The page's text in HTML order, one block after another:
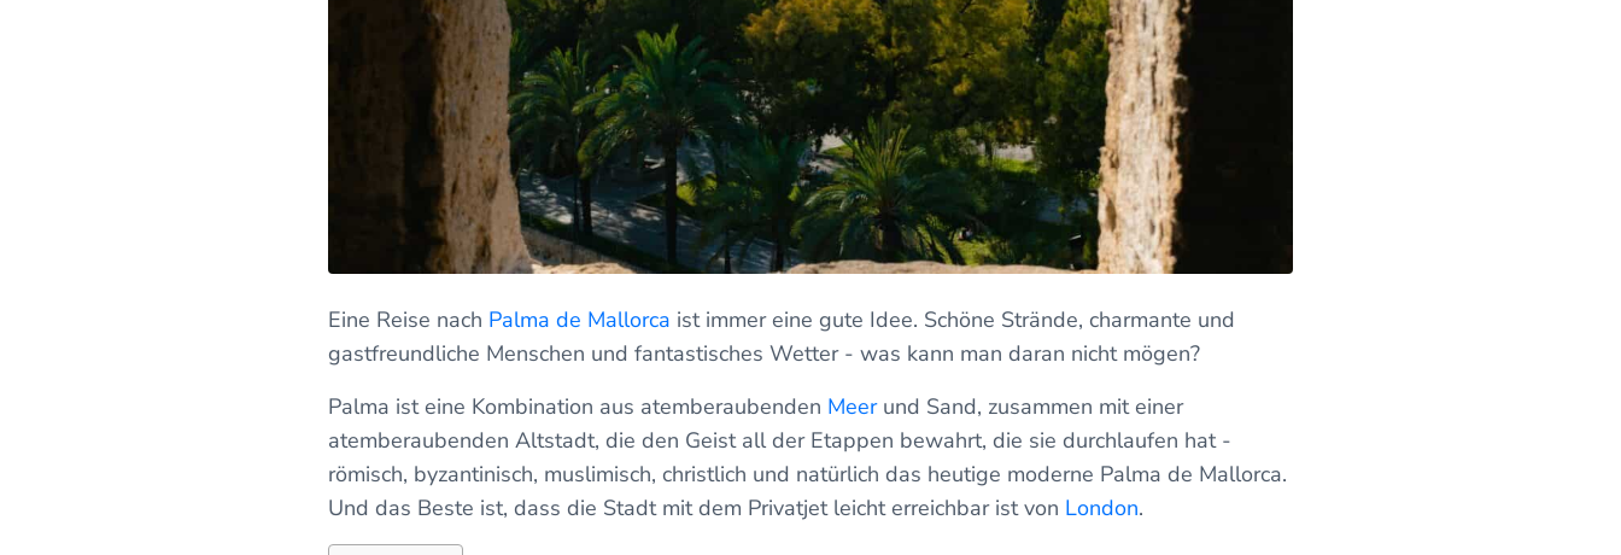
Eine Reise nach Palma de Mallorca ist immer eine gute Idee. Schöne Strände, charmante und
gastfreundliche Menschen und fantastisches Wetter - was kann man daran nicht mögen?
Palma ist eine Kombination aus atemberaubenden Meerund Sand, zusammen mit einer
atemberaubenden Altstadt, die den Geist all der Etappen bewahrt, die sie durchlaufen hat -
römisch, byzantinisch, muslimisch, christlich und natürlich das heutige moderne Palma de Mallorca.
Und das Beste ist, dass die Stadt mit dem Privatjet leicht erreichbar ist von London.